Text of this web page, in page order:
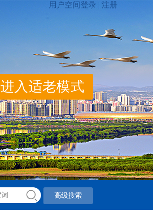
进入适老模式
高级搜索